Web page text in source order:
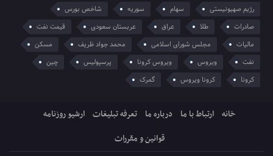
رژیم صهیونیستی
سهام سوریه
شاخص بورس
صادرات
طلا عراق عربستان سعودی
قیمت نفت
مالیات
مجلس شورای اسلامی محمد جواد ظریف
مسکن
نفت
ویروس ویروس کرونا پرسپولیس
چین
کرونا
کرونا ویروس گمرک
خانه ارتباط با ما درباره ما تعرفه تبلیغات ارشیو روزنامه
قوانین و مقررات